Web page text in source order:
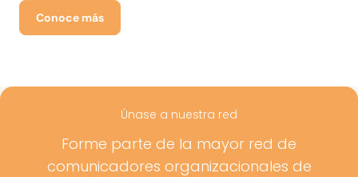
Conoce más
Únase a nuestra red
Forme parte de la mayor red de
comunicadores organizacionales de